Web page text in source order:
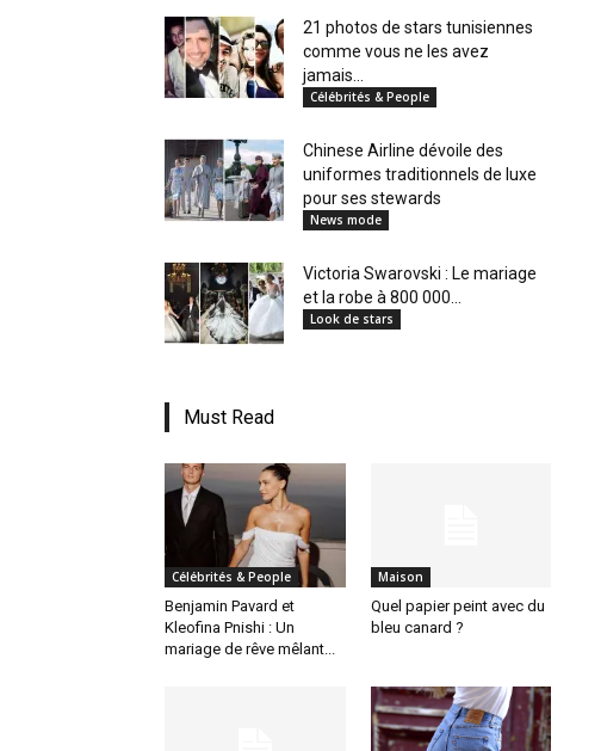
en
Tunisie
au
Maghreb
21 photos de stars tunisiennes
comme vous ne les avez
jamais...
Célébrités & People
Chinese Airline dévoile des
uniformes traditionnels de luxe
pour ses stewards
News mode
Victoria Swarovski : Le mariage
et la robe à 800 000...
Look de stars
Must Read
Célébrités & People
Benjamin Pavard et
Kleofina Pnishi : Un
mariage de rêve mêlant...
Maison
Quel papier peint avec du
bleu canard ?